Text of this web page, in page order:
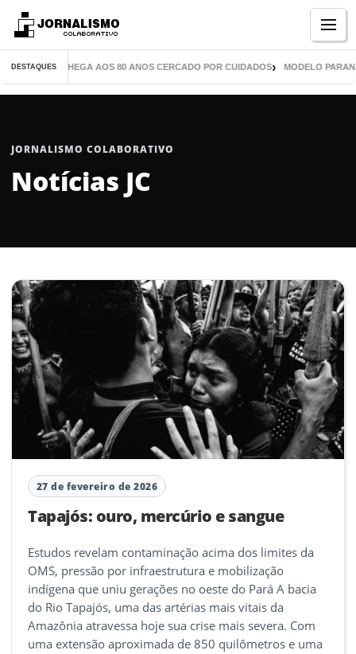
DESTAQUES
LIVROS CHEGA AOS 80 ANOS CERCADO POR CUIDADOS MODELO
JORNALISMO COLABORATIVO
Notícias JC
27 de fevereiro de 2026
Tapajós: ouro, mercúrio e sangue
Estudos revelam contaminação acima dos limites da
OMS, pressão por infraestrutura e mobilização
indígena que uniu gerações no oeste do Pará A bacia
do Rio Tapajós, uma das artérias mais vitais da
Amazônia atravessa hoje sua crise mais severa. Com
uma extensão aproximada de 850 quilômetros e uma